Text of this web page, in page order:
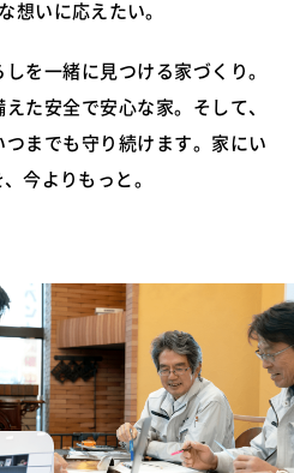
想いに応えたい。
を一緒に見つける家づくり。
た安全で安心な家。 そして、
までも守り続けます。 家にい
今よりもっと。